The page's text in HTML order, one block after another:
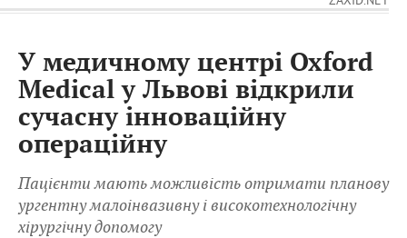
У медичному центрі Oxford
Medical у Львові відкрили
сучасну інноваційну
операційну
Пацієнти мають можливість отримати планову
ургентну малоінвазивну і високотехнологічну
хірургічну допомогу